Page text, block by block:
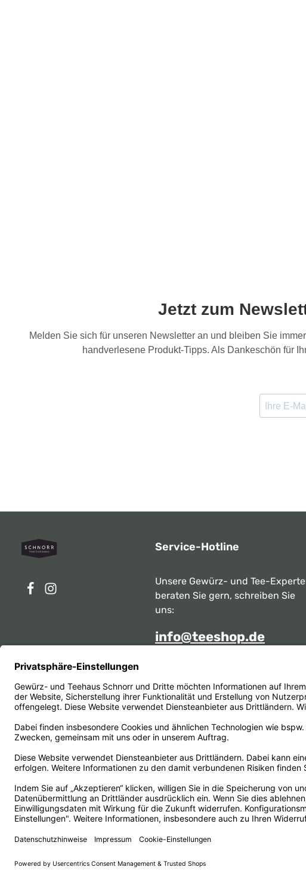
Jetzt zum
Melden Sie sich für unseren Newsletter an und bleiben Sie
handverlesene Produkt-Tipps. Als Dankeschön für
Service-Hotline
Unsere Gewürz- und Tee-
beraten Sie gern, schreiben Sie
uns:
info@teeshop.de
Mo - Sa zwischen 10:00 - 17:00
unter:
Vertrag widerrufen
© 1956 - 2026 Gewürz- und Teehaus Schnorr - with